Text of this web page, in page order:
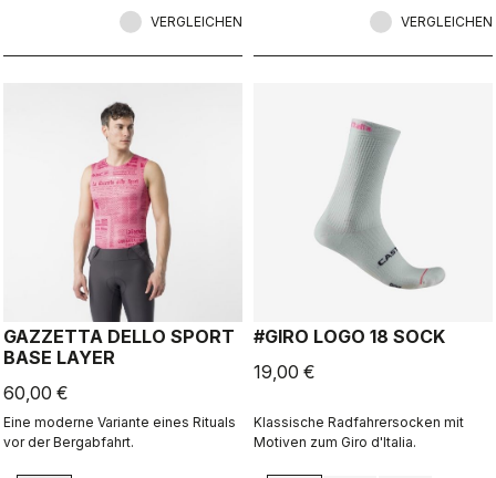
VERGLEICHEN VERGLEICHEN
GAZZETTA DELLO SPORT
BASE LAYER
60,00 €
Eine moderne Variante eines Rituals
vor der Bergabfahrt.
#GIRO LOGO 18 SOCK
19,00 €
Klassische Radfahrersocken mit
Motiven zum Giro d'Italia.